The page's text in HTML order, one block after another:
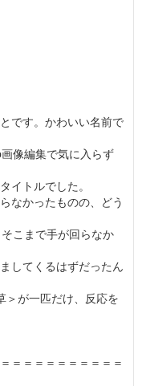
です。かわいい名前で
像編集で気に入らず
イトルでした。
なかったものの、どう
こまで手が回らなか
してくるはずだったん
＞が一匹だけ、反応を
＝＝＝＝＝＝＝＝＝＝